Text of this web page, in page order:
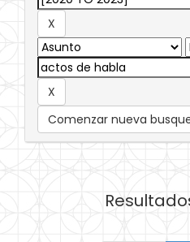
Comenzar nueva